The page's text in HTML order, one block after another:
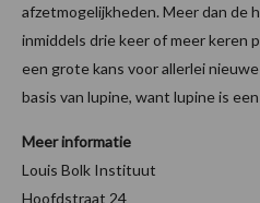
afzetmogelijkheden. Meer dan de
inmiddels drie keer of meer keren
een grote kans voor allerlei
basis van lupine, want lupine is
Meer informatie
Louis Bolk Instituut
Hoofdstraat 24